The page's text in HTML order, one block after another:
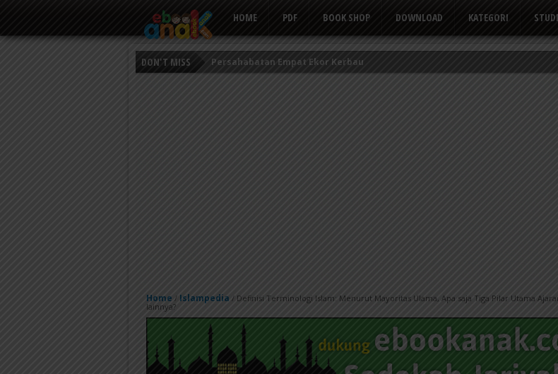
HOME PDF BOOK SHOP DOWNLOAD KATEGORI
DON'T MISS
Persahabatan Empat Ekor Kerbau
Putri Ayu dan Prajurit Tusuk Gigi
Home / Islampedia / Definisi Terminologi Islam: Menurut Mayoritas Ulama, Apa saja Tiga Pilar Utama
lainnya?